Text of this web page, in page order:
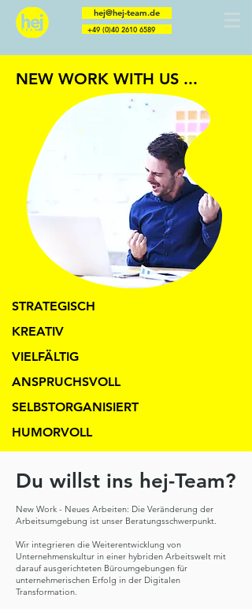
hej@hej-team.de
+49 (0)40 2610 6589
Berater | Trainer | Coaches | Speaker | Menschen
NEW WORK WITH US ...
STRATEGISCH
KREATIV
VIELFÄLTIG
ANSPRUCHSVOLL
SELBSTORGANISIERT
HUMORVOLL
Du willst ins hej-Team?
New Work - Neues Arbeiten: Die Veränderung der
Arbeitsumgebung ist unser Beratungsschwerpunkt.
Wir integrieren die Weiterentwicklung von
Unternehmenskultur in einer hybriden Arbeitswelt mit
darauf ausgerichteten Büroumgebungen für
unternehmerischen Erfolg in der Digitalen
Transformation.